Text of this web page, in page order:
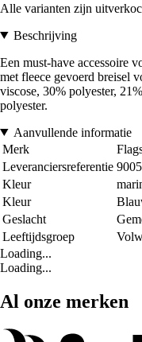
Alle varianten zijn
Beschrijving
Een must-have accessoire
met fleece gevoerd breisel
viscose, 30% polyester,
polyester.
Aanvullende informatie
Merk
Leveranciersreferentie
Kleur
Kleur
Geslacht
Leeftijdsgroep
Loading...
Loading...
Al onze merken